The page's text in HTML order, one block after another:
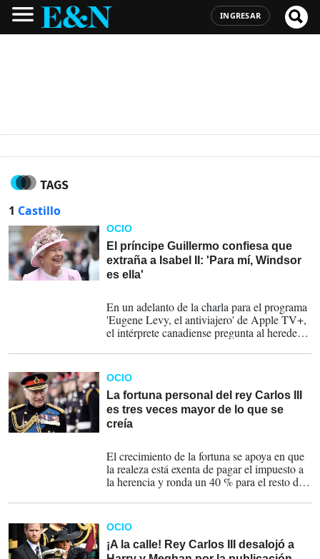
INGRESAR
TAGS
1 Castillo
OCIO
El príncipe Guillermo confiesa que
extraña a Isabel II: 'Para mí, Windsor
es ella'
En un adelanto de la charla para el programa
'Eugene Levy, el antiviajero' de Apple TV+,
el intérprete canadiense pregunta al heredero
II.
OCIO
La fortuna personal del rey Carlos III
es tres veces mayor de lo que se
creía
El crecimiento de la fortuna se apoya en que
la realeza está exenta de pagar el impuesto a
la herencia y ronda un 40 % para el resto de
OCIO
¡A la calle! Rey Carlos III desalojó a